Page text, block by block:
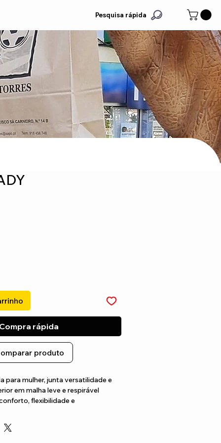
Pesquisa rápida
rápida
produto
para mulher, junta versatilidade e
em malha leve e respirável
flexibilidade e